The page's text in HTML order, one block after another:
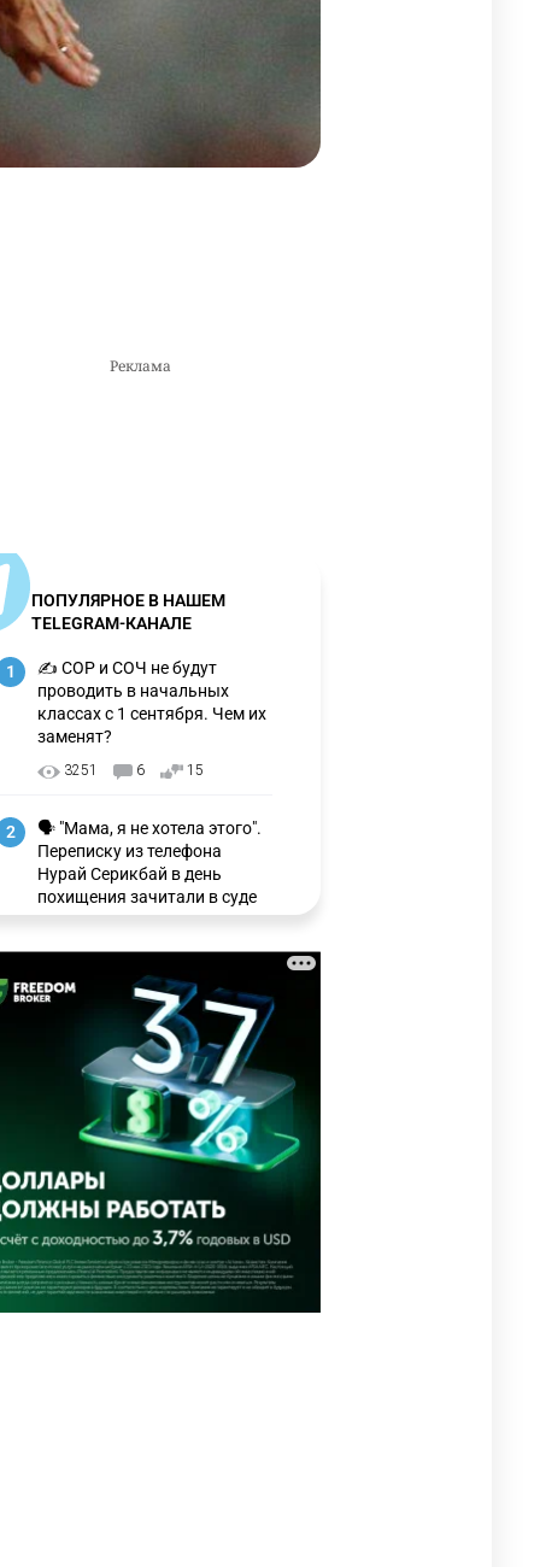
ПОПУЛЯРНОЕ В НАШЕМ
TELEGRAM-КАНАЛЕ
1
✍️ СОР и СОЧ не будут
проводить в начальных
классах с 1 сентября. Чем их
заменят?
3251 6 15
2
🗣 "Мама, я не хотела этого".
Переписку из телефона
Нурай Серикбай в день
похищения зачитали в суде
3
🗣 Мужчина сказал тост на
свадьбе и заработал
уголовное дело
2987 11 88
🐏 Скота больше, а мясо
дороже. Почему в
Казахстане продолжают
расти цены на баранину и
конину
2647 5
5
⚠️ Доброе утро, друзья!